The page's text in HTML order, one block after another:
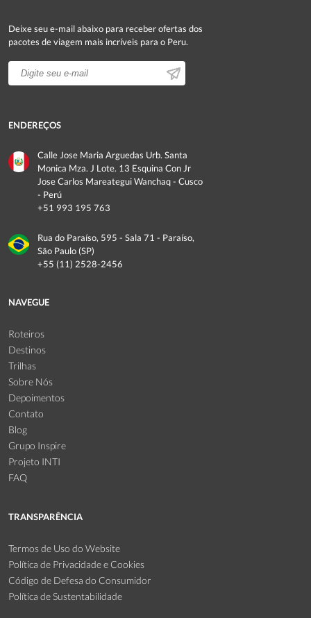
Deixe seu e-mail abaixo para receber ofertas dos
pacotes de viagem mais incríveis para o Peru.
ENDEREÇOS
Calle Jose Maria Arguedas Urb. Santa
Monica Mza. J Lote. 13 Esquina Con Jr
Jose Carlos Mareategui Wanchaq - Cusco
- Perú
+51 993 195 763
Rua do Paraíso, 595 - Sala 71 - Paraíso,
São Paulo (SP)
+55 (11) 2528-2456
NAVEGUE
Roteiros
Destinos
Trilhas
Sobre Nós
Depoimentos
Contato
Blog
Grupo Inspire
Projeto INTI
FAQ
TRANSPARÊNCIA
Termos de Uso do Website
Política de Privacidade e Cookies
Código de Defesa do Consumidor
Política de Sustentabilidade